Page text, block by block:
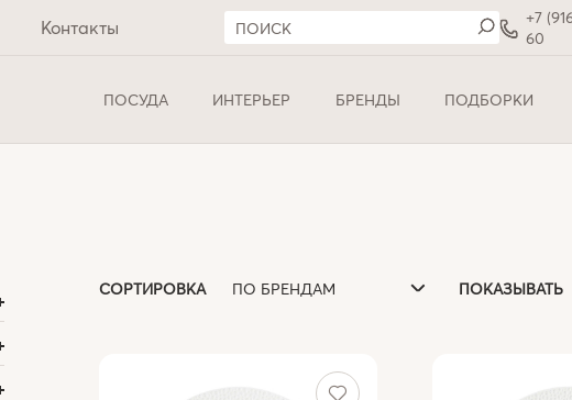
Контакты
+7
60
ПОСУДА ИНТЕРЬЕР БРЕНДЫ ПОДБОРКИ
СОРТИРОВКА ПО БРЕНДАМ ПОКАЗЫВАТЬ